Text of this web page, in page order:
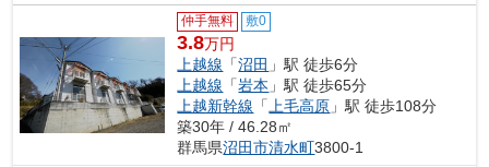
仲手無料 敷0
3.8万円
上越線 「沼田 」駅 徒歩6分
上越線 「岩本 」駅 徒歩65分
上越新幹線 「 上毛高原 」駅 徒歩108分
築30年 / 46.28㎡
群馬県沼田市清水町3800-1